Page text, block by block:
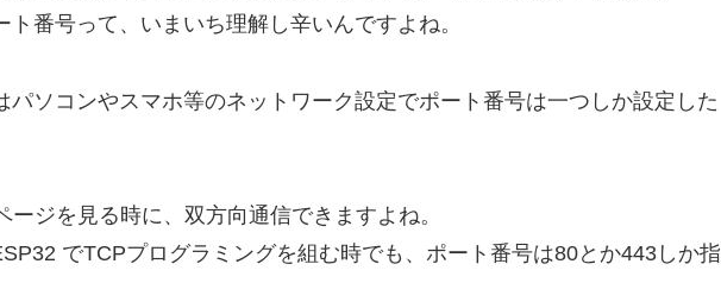
番号って、いまいち理解し辛いんですよね。
パソコンやスマホ等のネットワーク設定でポート番号は一つしか設定した
ージを見る時に、双方向通信できますよね。
でTCPプログラミングを組む時でも、ポート番号は80とか443しか指